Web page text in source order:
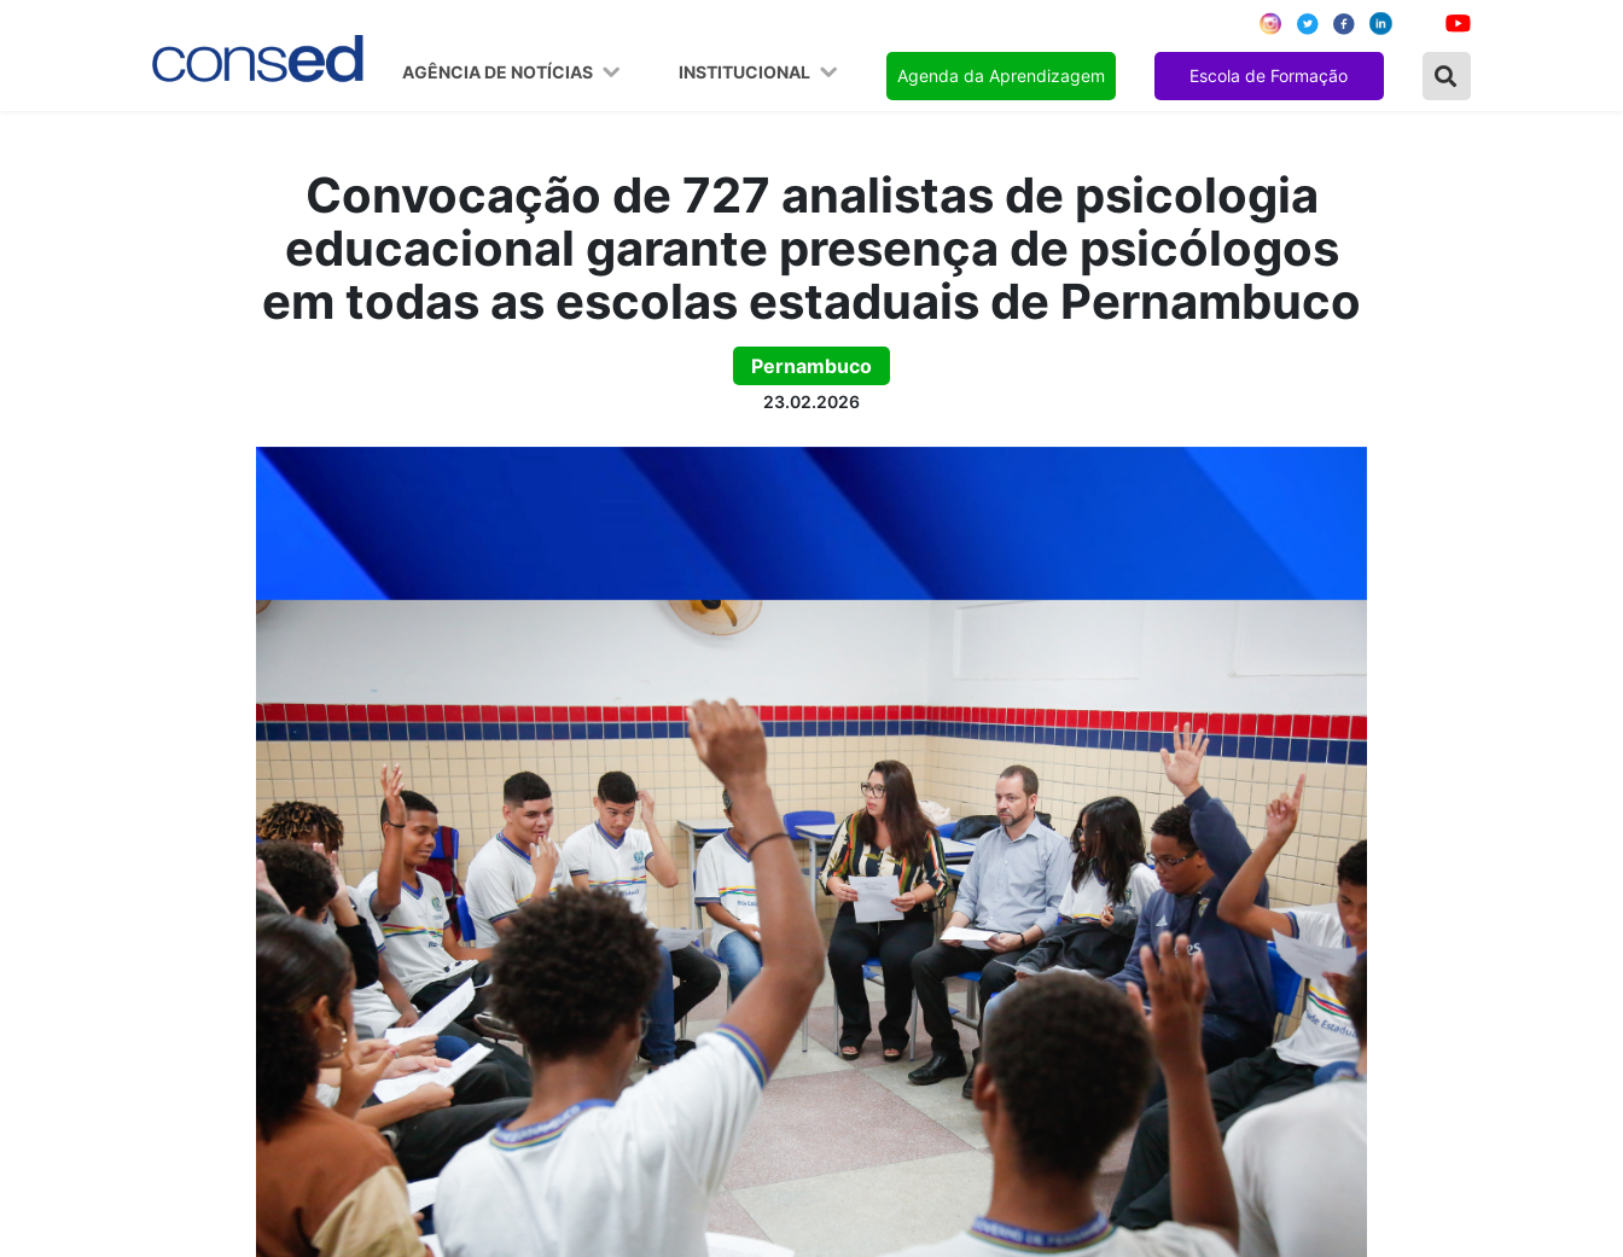
AGÊNCIA DE NOTÍCIAS INSTITUCIONAL Agenda da Aprendizagem Escola de Formação
Convocação de 727 analistas de psicologia
educacional garante presença de psicólogos
em todas as escolas estaduais de Pernambuco
Pernambuco
23.02.2026